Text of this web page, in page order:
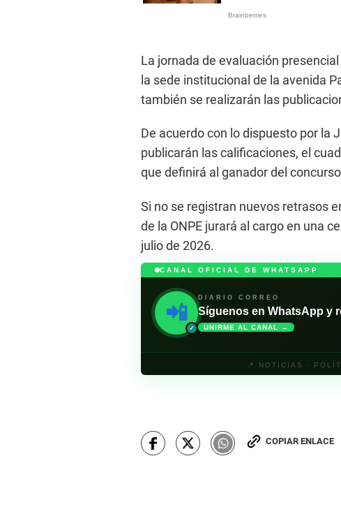
La jornada de evaluación
la sede institucional de la avenida
también se realizarán las
De acuerdo con lo dispuesto por la
publicarán las calificaciones, el
que definirá al ganador del
Si no se registran nuevos retrasos
de la ONPE jurará al cargo en una
julio de 2026.
CANAL OFICIAL DE WHATSAPP
📲
✓
DIARIO CORREO
Síguenos en WhatsApp y
UNIRME AL CANAL →
📍 NOTICIAS ·
COPIAR ENLACE